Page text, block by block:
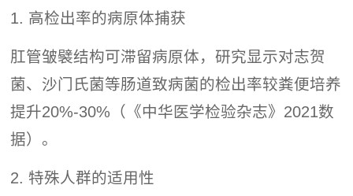
1. 高检出率的病原体捕获
肛管皱襞结构可滞留病原体，研究显示对志贺
菌、沙门氏菌等肠道致病菌的检出率较粪便培养
提升20%-30%（《中华医学检验杂志》2021数
据）。
2. 特殊人群的适用性